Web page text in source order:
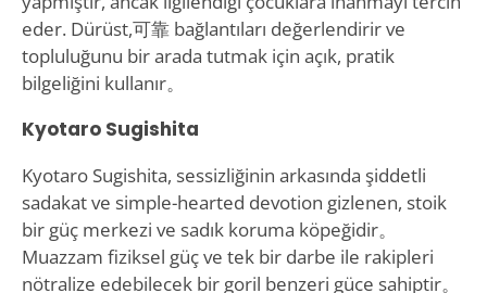
eder. Dürüst,可靠 bağlantıları değerlendirir ve
topluluğunu bir arada tutmak için açık, pratik
bilgeliğini kullanır。
Kyotaro Sugishita
Kyotaro Sugishita, sessizliğinin arkasında şiddetli
sadakat ve simple-hearted devotion gizlenen, stoik
bir güç merkezi ve sadık koruma köpeğidir。
Muazzam fiziksel güç ve tek bir darbe ile rakipleri
nötralize edebilecek bir goril benzeri güce sahiptir。